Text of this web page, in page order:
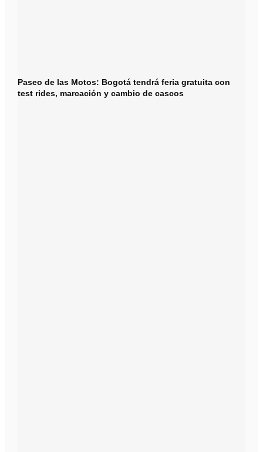
Paseo de las Motos: Bogotá tendrá feria gratuita con
test rides, marcación y cambio de cascos